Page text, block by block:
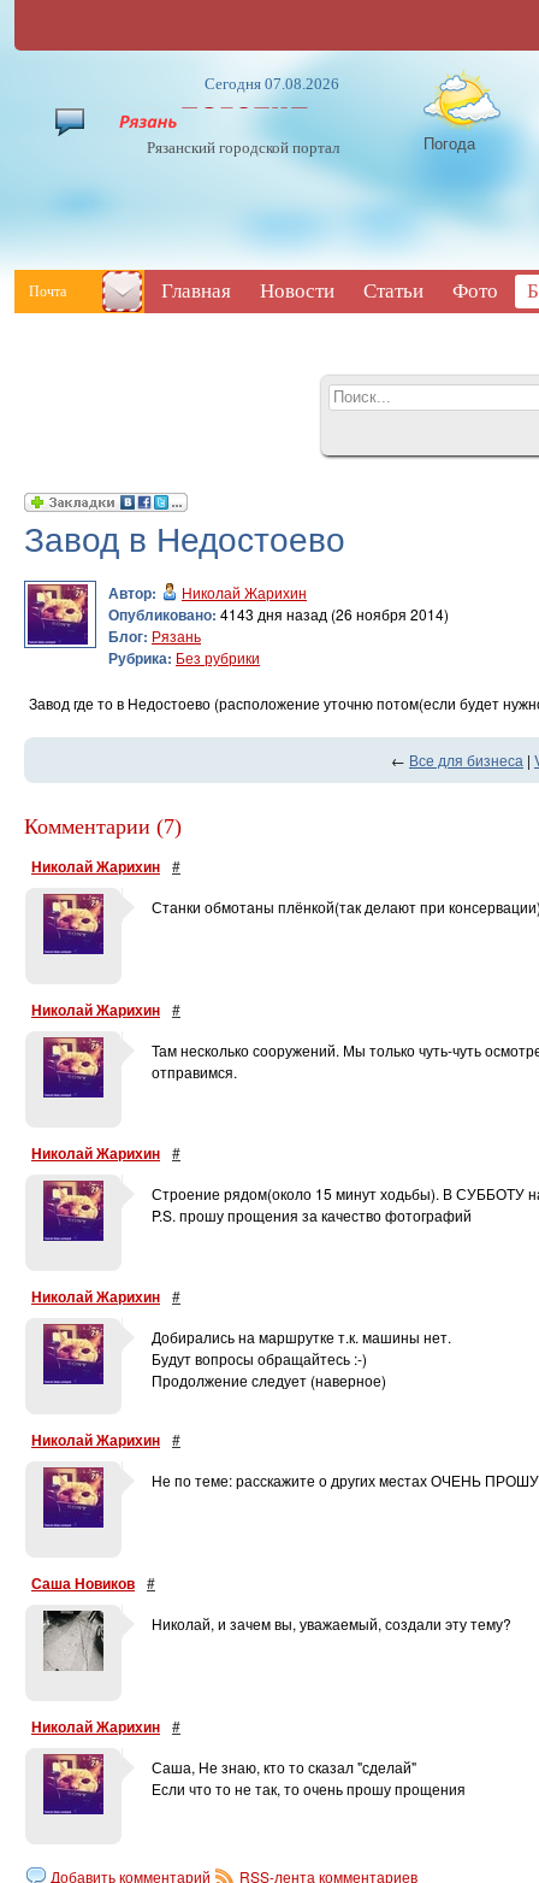
Сегодня 07.08.2026
Рязанский городской портал Погода
Почта Главная Новости Статьи Фото
Завод в Недостоево
Автор: Николай Жарихин
Опубликовано: 4143 дня назад (26 ноября 2014)
Блог: Рязань
Рубрика: Без рубрики
Завод где то в Недостоево (расположение уточню потом(если будет
← Все для бизнеса |
Комментарии (7)
Николай Жарихин #
Станки обмотаны плёнкой(так делают при
Николай Жарихин #
Там несколько сооружений. Мы только чуть-чуть
отправимся.
Николай Жарихин #
Строение рядом(около 15 минут ходьбы). В СУББОТУ
P.S. прошу прощения за качество фотографий
Николай Жарихин #
Добирались на маршрутке т.к. машины нет.
Будут вопросы обращайтесь :-)
Продолжение следует (наверное)
Николай Жарихин #
Не по теме: расскажите о других местах ОЧЕНЬ ПРОШУ
Саша Новиков #
Николай, и зачем вы, уважаемый, создали эту тему?
Николай Жарихин #
Саша, Не знаю, кто то сказал "сделай"
Если что то не так, то очень прошу прощения
Добавить комментарий RSS-лента комментариев